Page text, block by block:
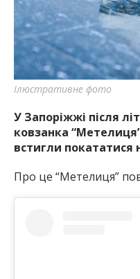
Ілюстративне фото
У Запоріжжі після
ковзанка
встигли покататися
Про це “Метелиця”